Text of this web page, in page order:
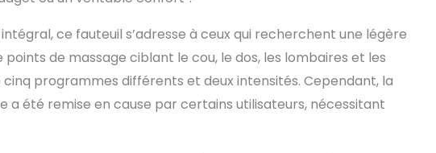
ce fauteuil s’adresse à ceux qui recherchent une légère
de massage ciblant le cou, le dos, les lombaires et les
programmes différents et deux intensités. Cependant, la
a été remise en cause par certains utilisateurs, nécessitant